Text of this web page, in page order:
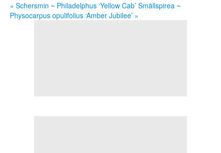
« Schersmin ~ Philadelphus ‘Yellow Cab’ Smällspirea ~
Physocarpus opulifolius ‘Amber Jubilee’ »